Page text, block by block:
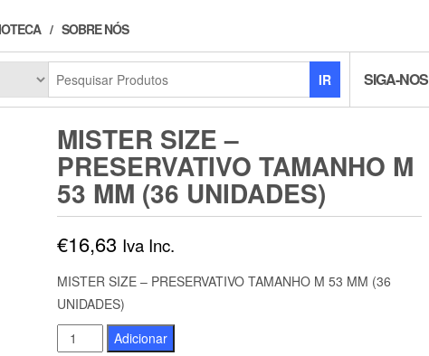
SOBRE NÓS
IR SIGA-NOS
MISTER SIZE –
PRESERVATIVO TAMANHO M
53 MM (36 UNIDADES)
€16,63 Iva Inc.
MISTER SIZE – PRESERVATIVO TAMANHO M 53 MM (36
UNIDADES)
QuantidadeAdicionar